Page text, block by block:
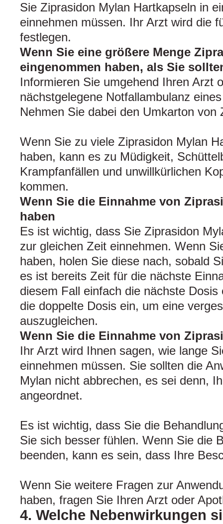
Sie Ziprasidon Mylan Hartkapseln in
einnehmen müssen. Ihr Arzt wird die
festlegen.
Wenn Sie eine größere Menge
eingenommen haben, als Sie
Informieren Sie umgehend Ihren Arzt
nächstgelegene Notfallambulanz
Nehmen Sie dabei den Umkarton von
Wenn Sie zu viele Ziprasidon Mylan
haben, kann es zu Müdigkeit,
Krampfanfällen und unwillkürlichen
kommen.
Wenn Sie die Einnahme von
haben
Es ist wichtig, dass Sie Ziprasidon
zur gleichen Zeit einnehmen. Wenn
haben, holen Sie diese nach, sobald
es ist bereits Zeit für die nächste
diesem Fall einfach die nächste
die doppelte Dosis ein, um eine
auszugleichen.
Wenn Sie die Einnahme von
Ihr Arzt wird Ihnen sagen, wie lange
einnehmen müssen. Sie sollten die
Mylan nicht abbrechen, es sei denn,
angeordnet.
Es ist wichtig, dass Sie die
Sie sich besser fühlen. Wenn Sie die
beenden, kann es sein, dass Ihre
Wenn Sie weitere Fragen zur
haben, fragen Sie Ihren Arzt oder
4. Welche Nebenwirkungen